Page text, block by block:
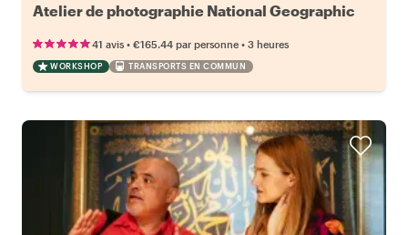
Atelier de photographie National Geographic
41 avis • €165.44 par personne • 3 heures
WORKSHOP TRANSPORTS EN COMMUN